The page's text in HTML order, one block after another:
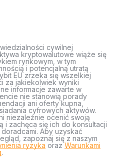
cywilnej
kryptowalutowe wiąże się
rynkowym, w tym
i potencjalną utratą
EU zrzeka się wszelkiej
za jakiekolwiek wyniki
informacje zawarte w
nie stanowią porady
ani oferty kupna,
cyfrowych aktywów.
niezależnie ocenić swoją
i zachęca się ich do konsultacji
Aby uzyskać
zapoznaj się z naszym
ryzyka orazWarunkami
.